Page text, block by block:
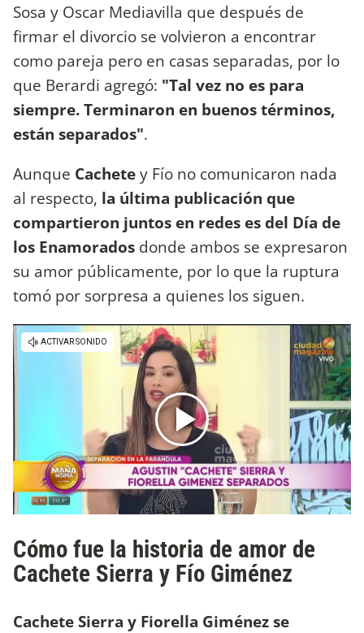
Sosa y Oscar Mediavilla que después de
firmar el divorcio se volvieron a encontrar
como pareja pero en casas separadas, por lo
que Berardi agregó: "Tal vez no es para
siempre. Terminaron en buenos términos,
están separados".
Aunque Cachetey Fío no comunicaron nada
al respecto, la última publicación que
compartieron juntos en redes es del Día de
los Enamorados donde ambos se expresaron
su amor públicamente, por lo que la ruptura
tomó por sorpresa a quienes los siguen.
Cómo fue la historia de amor de
Cachete Sierra y Fío Giménez
Cachete Sierra y Fiorella Giménez se